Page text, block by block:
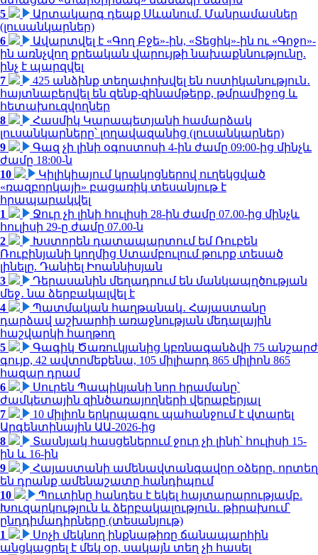
5
Արտակարգ դեպք Սևանում. Մանրամասներ
(լուսանկարներ)
6
Ավարտվել է «Գող Բջե»-ին, «Տեցիկ»-ին ու «Գոջո»-
ին առնչվող քրեական վարույթի նախաքննությունը.
ինչ է պարզվել
7
425 անձինք տեղափոխվել են ոստիկանություն․
հայտնաբերվել են զենք-զինամթերք, թմրամիջոց և
հետախուզվողներ
8
Հասմիկ Կարապետյանի համարձակ
լուսանկարները՝ լողավազանից (լուսանկարներ)
9
Գազ չի լինի օգոստոսի 4-ին ժամը 09:00-ից մինչև
ժամը 18:00-ն
10
Կիլիկիայում կրակոցներով ուղեկցված
«ռազբորկայի» բացառիկ տեսանյութ է
հրապարակվել
1
Ջուր չի լինի հուլիսի 28-ին ժամը 07.00-ից մինչև
հուլիսի 29-ը ժամը 07.00-ն
2
Խստորեն դատապարտում եմ Ռուբեն
Ռուբինյանի կողմից Ստամբուլում թուրք տեսած
լինելը. Դանիել Իոաննիսյան
3
Դերասանին մեղադրում են մանկապղծության
մեջ․ նա ձերբակալվել է
4
Պատմական հաղթանակ․ Հայաստանը
դարձավ աշխարհի առաջնության մեդալային
հաշվարկի հաղթող
5
Գագիկ Ծառուկյանից կբռնագանձվի 75 անշարժ
գույք, 42 ավտոմեքենա, 105 միլիարդ 865 միլիոն 865
հազար դրամ
6
Սուրեն Պապիկյանի նոր հրամանը՝
ժամկետային զինծառայողների վերաբերյալ
7
10 միլիոն երկրպագու պահանջում է վտարել
Արգենտինային ԱԱ-2026-ից
8
Տասնյակ հասցեներում ջուր չի լինի՝ հուլիսի 15-
ին և 16-ին
9
Հայաստանի ամենավտանգավոր օձերը. որտեղ
են դրանք ամենաշատը հանդիպում
10
Պուտինը հանդես է եկել հայտարարությամբ.
Խուզարկություն և ձերբակալություն․ թիրախում՝
ընդդիմադիրները (տեսանյութ)
1
Սոչի մեկնող ինքնաթիռը ճանապարհին
անցկացրել է մեկ օր, սակայն տեղ չի հասել